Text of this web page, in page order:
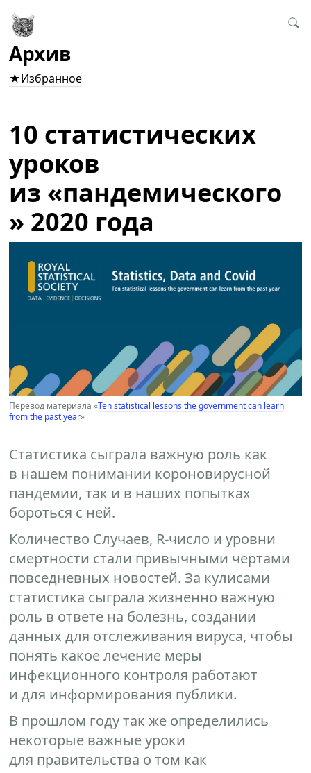
Архив
★Избранное
10 статистических
уроков
из «пандемического
» 2020 года
Перевод материала «Ten statistical lessons the government can learn
from the past year»
Статистика сыграла важную роль как
в нашем понимании короновирусной
пандемии, так и в наших попытках
бороться с ней.
Количество Случаев, R-число и уровни
смертности стали привычными чертами
повседневных новостей. За кулисами
статистика сыграла жизненно важную
роль в ответе на болезнь, создании
данных для отслеживания вируса, чтобы
понять какое лечение меры
инфекционного контроля работают
и для информирования публики.
В прошлом году так же определились
некоторые важные уроки
для правительства о том как